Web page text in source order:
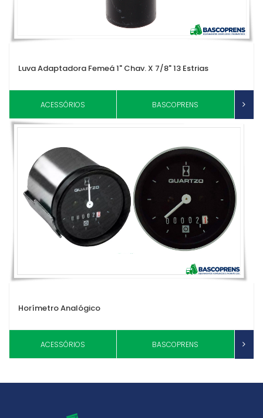
Luva Adaptadora Femeá 1" Chav. X 7/8" 13 Estrias
ACESSÓRIOS BASCOPRENS
Horímetro Analógico
ACESSÓRIOS BASCOPRENS